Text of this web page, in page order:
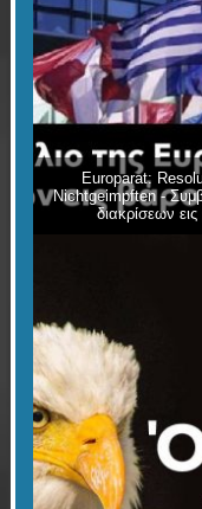
Europarat:
Nichtgeimpften -
διακρίσεων